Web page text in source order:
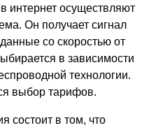
интернет осуществляют
Он получает сигнал
со скоростью от
в зависимости
технологии.
выбор тарифов.
состоит в том, что